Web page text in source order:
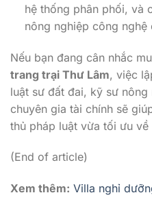
hệ thống phân phối, và
nông nghiệp công nghệ
Nếu bạn đang cân nhắc
trang trại Thư Lâm, việc
luật sư đất đai, kỹ sư
chuyên gia tài chính sẽ
thủ pháp luật vừa tối ưu về
(End of article)
Xem thêm: Villa nghỉ